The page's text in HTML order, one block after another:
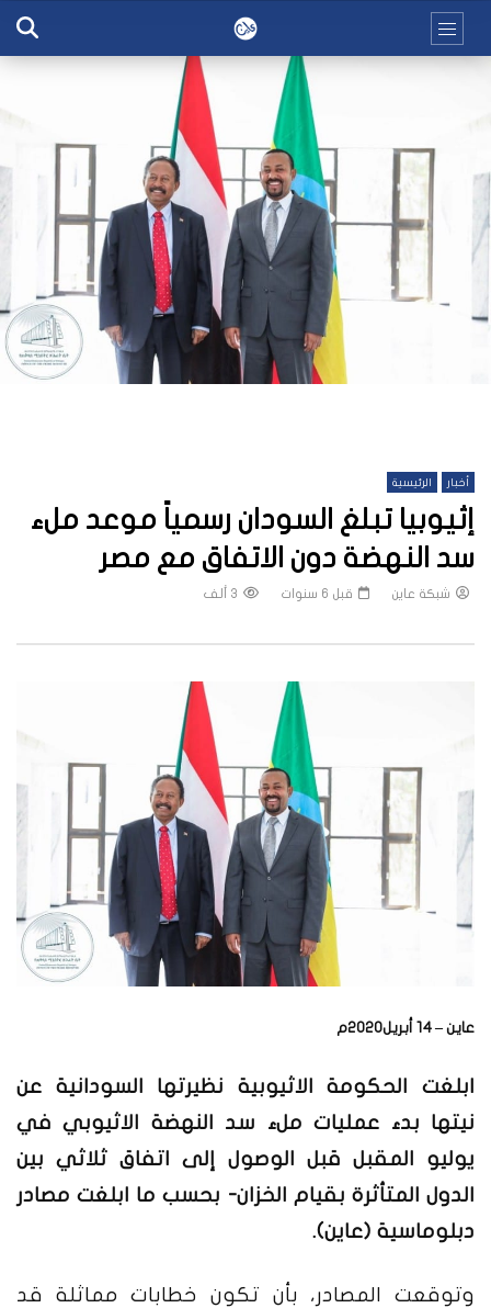
أخبار الرئيسية
إثيوبيا تبلغ السودان رسمياً موعد ملء
سد النهضة دون الاتفاق مع مصر
شبكة عاين قبل 6 سنوات 3 ألف
عاين – 14 أبريل2020م
ابلغت الحكومة الاثيوبية نظيرتها السودانية عن
نيتها بدء عمليات ملء سد النهضة الاثيوبي في
يوليو المقبل قبل الوصول إلى اتفاق ثلاثي بين
الدول المتأثرة بقيام الخزان- بحسب ما ابلغت مصادر
دبلوماسية (عاين).
وتوقعت المصادر، بأن تكون خطابات مماثلة قد